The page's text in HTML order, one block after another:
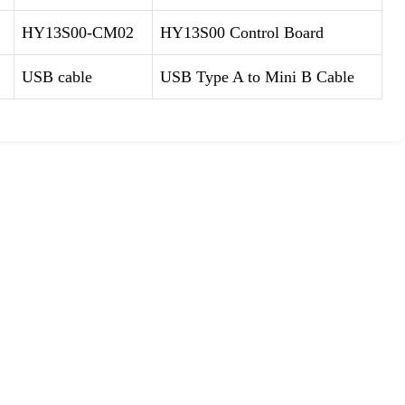
HY13S00-CM02 HY13S00 Control Board
USB cable USB Type A to Mini B Cable